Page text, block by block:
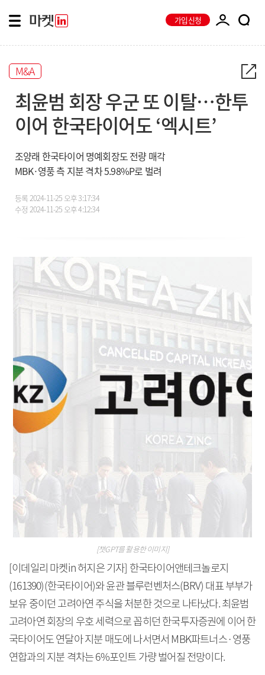
가입신청
M&A
최윤범 회장 우군 또 이탈…한투
이어 한국타이어도 ‘엑시트’
조양래 한국타이어 명예회장도 전량 매각
MBK·영풍 측 지분 격차 5.98%P로 벌려
등록2024-11-25 오후 3:17:34
수정 2024-11-25 오후 4:12:34
[챗GPT를 활용한 이미지]
[이데일리 마켓in 허지은 기자] 한국타이어앤테크놀로지
(161390)(한국타이어)와 윤관 블루런벤처스(BRV) 대표 부부가
보유 중이던 고려아연 주식을 처분한 것으로 나타났다. 최윤범
고려아연 회장의 우호 세력으로 꼽히던 한국투자증권에 이어 한
국타이어도 연달아 지분 매도에 나서면서 MBK파트너스·영풍
연합과의 지분 격차는 6%포인트 가량 벌어질 전망이다.